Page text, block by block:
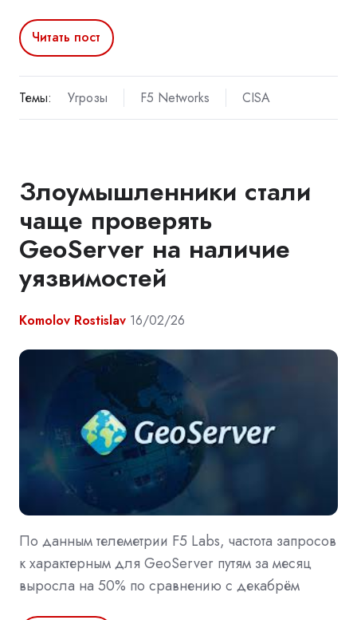
Читать пост
Темы: Угрозы F5 Networks CISA
Злоумышленники стали
чаще проверять
GeoServer на наличие
уязвимостей
Komolov Rostislav 16/02/26
По данным телеметрии F5 Labs, частота запросов
к характерным для GeoServer путям за месяц
выросла на 50% по сравнению с декабрём